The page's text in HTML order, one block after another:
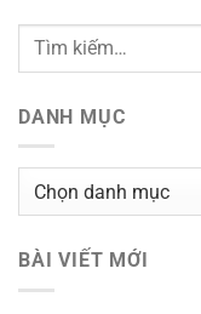
DANH MỤC
Danh
BÀI VIẾT MỚI